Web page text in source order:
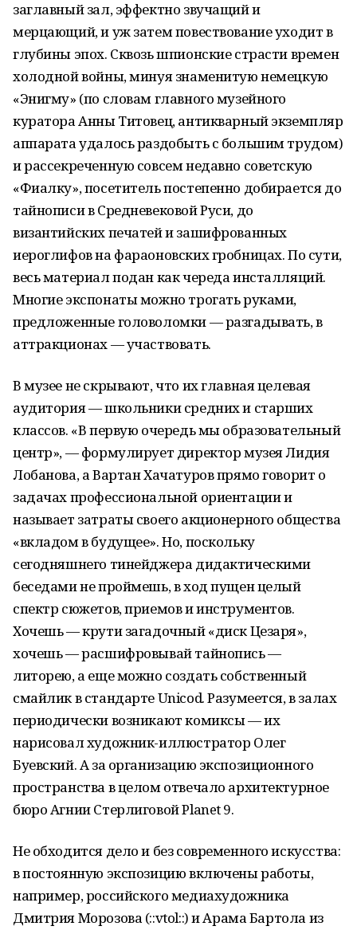
заглавный зал, эффектно звучащий и
мерцающий, и уж затем повествование уходит в
глубины эпох. Сквозь шпионские страсти времен
холодной войны, минуя знаменитую немецкую
«Энигму» (по словам главного музейного
куратора Анны Титовец, антикварный экземпляр
аппарата удалось раздобыть с большим трудом)
и рассекреченную совсем недавно советскую
«Фиалку», посетитель постепенно добирается до
тайнописи в Средневековой Руси, до
византийских печатей и зашифрованных
иероглифов на фараоновских гробницах. По сути,
весь материал подан как череда инсталляций.
Многие экспонаты можно трогать руками,
предложенные головоломки — разгадывать, в
аттракционах — участвовать.
В музее не скрывают, что их главная целевая
аудитория — школьники средних и старших
классов. «В первую очередь мы образовательный
центр», — формулирует директор музея Лидия
Лобанова, а Вартан Хачатуров прямо говорит о
задачах профессиональной ориентации и
называет затраты своего акционерного общества
«вкладом в будущее». Но, поскольку
сегодняшнего тинейджера дидактическими
беседами не проймешь, в ход пущен целый
спектр сюжетов, приемов и инструментов.
Хочешь — крути загадочный «диск Цезаря»,
хочешь — расшифровывай тайнопись —
литорею, а еще можно создать собственный
смайлик в стандарте Unicod. Разумеется, в залах
периодически возникают комиксы — их
нарисовал художник-иллюстратор Олег
Буевский. А за организацию экспозиционного
пространства в целом отвечало архитектурное
бюро Агнии Стерлиговой Planet 9.
Не обходится дело и без современного искусства:
в постоянную экспозицию включены работы,
например, российского медиахудожника
Дмитрия Морозова (::vtol::) и Арама Бартола из